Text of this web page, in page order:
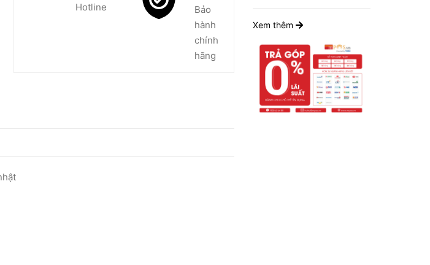
Hotline
Bảo
hành
chính
hãng
Xem thêm